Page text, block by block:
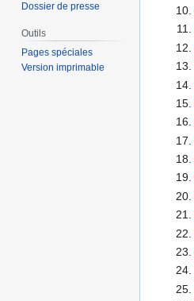
Dossier de presse
Outils
Pages spéciales
Version imprimable